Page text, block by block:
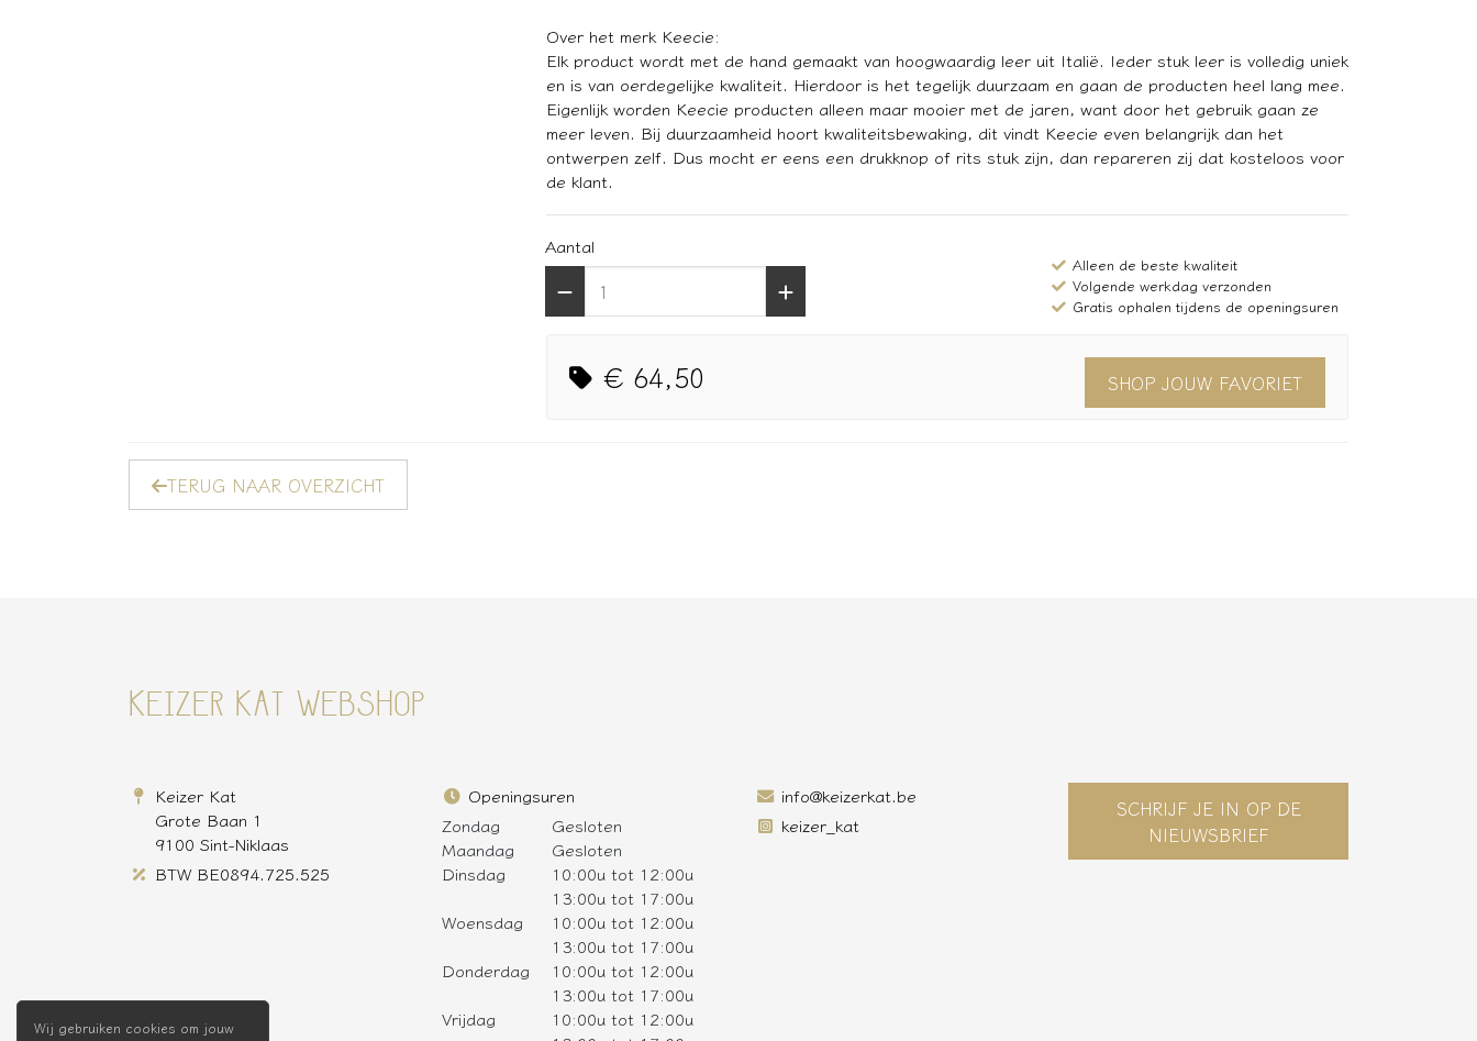
Over het merk Keecie:
Elk product wordt met de hand gemaakt van hoogwaardig leer uit Italië. Ieder stuk leer is volledig uniek
en is van oerdegelijke kwaliteit. Hierdoor is het tegelijk duurzaam en gaan de producten heel lang mee.
Eigenlijk worden Keecie producten alleen maar mooier met de jaren, want door het gebruik gaan ze
meer leven. Bij duurzaamheid hoort kwaliteitsbewaking, dit vindt Keecie even belangrijk dan het
ontwerpen zelf. Dus mocht er eens een drukknop of rits stuk zijn, dan repareren zij dat kosteloos voor
de klant.
Aantal
Alleen de beste kwaliteit
Volgende werkdag verzonden
Gratis ophalen tijdens de openingsuren
€ 64,50 SHOP JOUW FAVORIET
TERUG NAAR OVERZICHT
KEIZER KAT WEBSHOP
Keizer Kat
Grote Baan 1
9100 Sint-Niklaas
BTW BE0894.725.525
Openingsuren
Zondag
Gesloten
Maandag
Gesloten
Dinsdag
10:00u tot 12:00u
13:00u tot 17:00u
Woensdag
10:00u tot 12:00u
13:00u tot 17:00u
Donderdag
10:00u tot 12:00u
13:00u tot 17:00u
Vrijdag
10:00u tot 12:00u
info@keizerkat.be
keizer_kat
SCHRIJF JE IN OP DE
NIEUWSBRIEF
Wij gebruiken cookies om jouw